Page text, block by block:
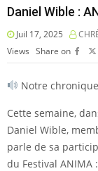
Daniel Wible :
Juil 17, 2025
Views Share on
Notre
Cette semaine,
Daniel Wible,
parle de sa
du Festival ANIMA